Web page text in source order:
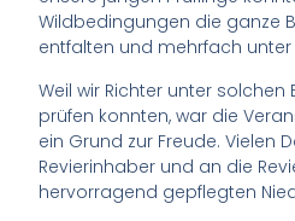
Wildbedingungen die ganze
entfalten und mehrfach unter
Weil wir Richter unter
prüfen konnten, war die
ein Grund zur Freude. Vielen
Revierinhaber und an die
hervorragend gepflegten